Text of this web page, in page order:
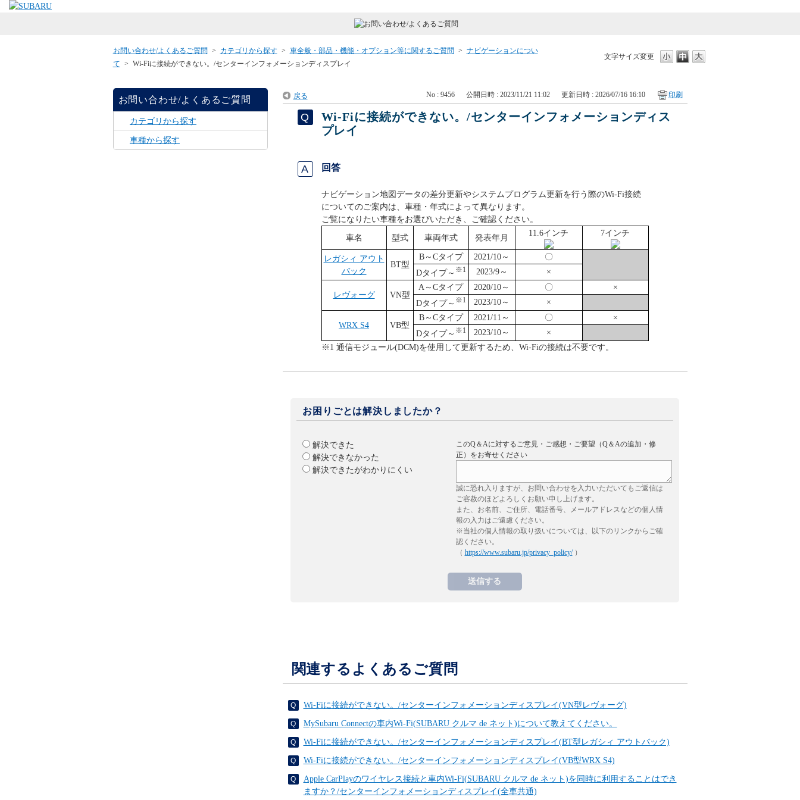
文字サイズ変更
お問い合わせ/よくあるご質問 > カテゴリから探す > 車全般・部品・機能・オプション等に関するご質問 > ナビゲーションについ
て > Wi-Fiに接続ができない。/センターインフォメーションディスプレイ
お問い合わせ/よくあるご質問
カテゴリから探す
車種から探す
戻る No : 9456 公開日時 : 2023/11/21 11:02 更新日時 : 2026/07/16 16:10 印刷
Wi-Fiに接続ができない。/センターインフォメーションディス
プレイ
回答
ナビゲーション地図データの差分更新やシステムプログラム更新を行う際のWi-Fi接続
についてのご案内は、車種・年式によって異なります。
ご覧になりたい車種をお選びいただき、ご確認ください。
車名 型式 車両年式 発表年月
11.6インチ 7インチ
レガシィ アウト
バック
BT型
B～Cタイプ 2021/10～
〇
Dタイプ～ ※1 2023/9～ ×
レヴォーグ VN型
A～Cタイプ 2020/10～ 〇
×
Dタイプ～ ※1 2023/10～ ×
WRX S4 VB型
B～Cタイプ 2021/11～ 〇
×
Dタイプ～​​​​​​​ ※1 2023/10～
×
※1 通信モジュール(DCM)を使用して更新するため、Wi-Fiの接続は不要です。
お困りごとは解決しましたか？
解決できた
解決できなかった
解決できたがわかりにくい
このQ＆Aに対するご意見・ご感想・ご要望（Q＆Aの追加・修
正）をお寄せください
誠に恐れ入りますが、お問い合わせを入力いただいてもご返信は
ご容赦のほどよろしくお願い申し上げます。
また、お名前、ご住所、電話番号、メールアドレスなどの個人情
報の入力はご遠慮ください。
※当社の個人情報の取り扱いについては、以下のリンクからご確
認ください。
（ https://www.subaru.jp/privacy_policy/）
関連するよくあるご質問
Wi-Fiに接続ができない。/センターインフォメーションディスプレイ(VN型レヴォーグ)
MySubaru Connectの車内Wi-Fi(SUBARU クルマ de ネット)について教えてください。
Wi-Fiに接続ができない。/センターインフォメーションディスプレイ(BT型レガシィ アウトバック)
Wi-Fiに接続ができない。/センターインフォメーションディスプレイ(VB型WRX S4)
Apple CarPlayのワイヤレス接続と車内Wi-Fi(SUBARU クルマ de ネット)を同時に利用することはでき
ますか？/センターインフォメーションディスプレイ(全車共通)